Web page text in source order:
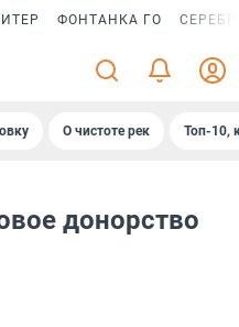
ФОНТАНКА ГО
О чистоте рек Топ-10,
донорство